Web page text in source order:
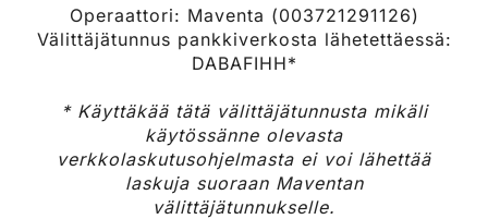
Operaattori: Maventa (003721291126)
Välittäjätunnus pankkiverkosta lähetettäessä:
DABAFIHH*
* Käyttäkää tätä välittäjätunnusta mikäli
käytössänne olevasta
verkkolaskutusohjelmasta ei voi lähettää
laskuja suoraan Maventan
välittäjätunnukselle.